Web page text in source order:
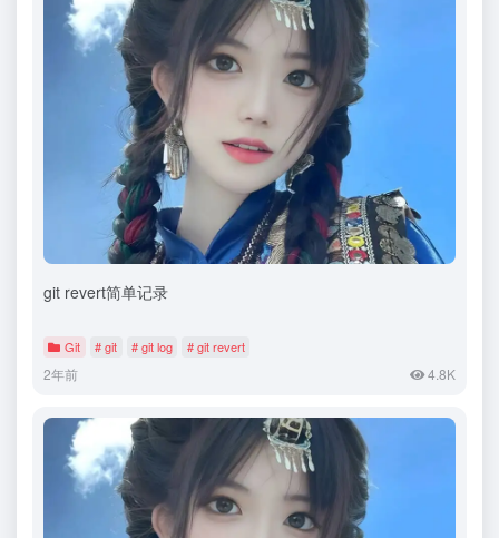
git revert简单记录
Git # git # git log # git revert
2年前 4.8K